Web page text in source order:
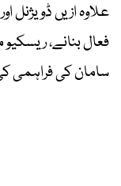
علاوہ ازیں ڈویژنل
فعال بنانے،
سامان کی فراہمی